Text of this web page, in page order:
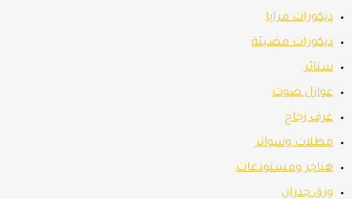
ديكورات مرايا
ديكورات مضيئة
ستائر
عوازل صوت
غرف زجاج
مظلات وسواتر
هناجر ومستودعات
ورق جدران